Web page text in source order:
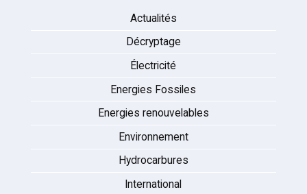
Actualités
Décryptage
Électricité
Energies Fossiles
Energies renouvelables
Environnement
Hydrocarbures
International